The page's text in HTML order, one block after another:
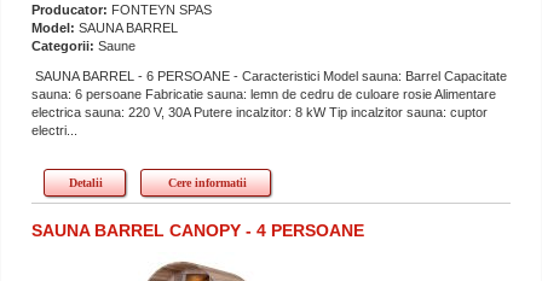
Producator: FONTEYN SPAS
Model: SAUNA BARREL
Categorii: Saune
SAUNA BARREL - 6 PERSOANE - Caracteristici Model sauna: Barrel Capacitate
sauna: 6 persoane Fabricatie sauna: lemn de cedru de culoare rosie Alimentare
electrica sauna: 220 V, 30A Putere incalzitor: 8 kW Tip incalzitor sauna: cuptor
electri...
Detalii Cere informatii
SAUNA BARREL CANOPY - 4 PERSOANE